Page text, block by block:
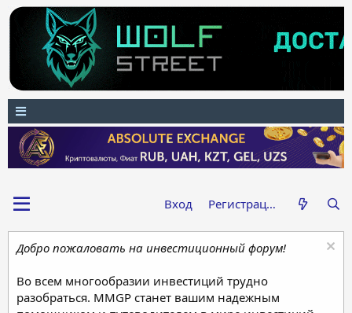
Вход Регистрация
Добро пожаловать на инвестиционный форум!
Во всем многообразии инвестиций трудно
разобраться. MMGP станет вашим надежным